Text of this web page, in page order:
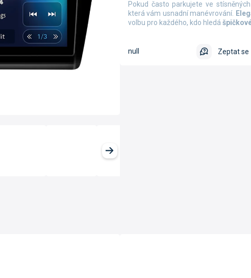
Pokud často parkujete ve
která vám usnadní manévrování.
volbu pro každého, kdo hledá
Zeptat se
null